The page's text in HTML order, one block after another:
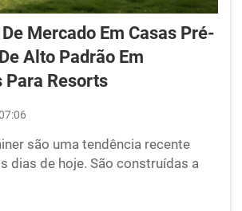
Mercado Em Casas Pré-
Alto Padrão Em
Para Resorts
são uma tendência recente
dias de hoje. São construídas a
e podem ser transformadas
confortáveis. Os resorts utilizam-